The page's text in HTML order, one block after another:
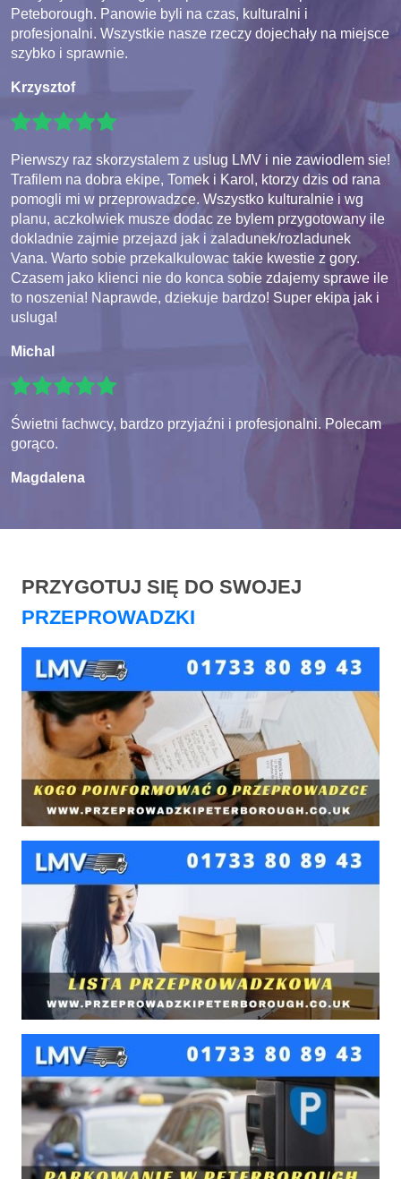
Peteborough. Panowie byli na czas, kulturalni i
profesjonalni. Wszystkie nasze rzeczy dojechały na miejsce
szybko i sprawnie.
Krzysztof
Pierwszy raz skorzystalem z uslug LMV i nie zawiodlem sie!
Trafilem na dobra ekipe, Tomek i Karol, ktorzy dzis od rana
pomogli mi w przeprowadzce. Wszystko kulturalnie i wg
planu, aczkolwiek musze dodac ze bylem przygotowany ile
dokladnie zajmie przejazd jak i zaladunek/rozladunek
Vana. Warto sobie przekalkulowac takie kwestie z gory.
Czasem jako klienci nie do konca sobie zdajemy sprawe ile
to noszenia! Naprawde, dziekuje bardzo! Super ekipa jak i
usluga!
Michal
Świetni fachwcy, bardzo przyjaźni i profesjonalni. Polecam
gorąco.
Magdalena
PRZYGOTUJ SIĘ DO SWOJEJ
PRZEPROWADZKI